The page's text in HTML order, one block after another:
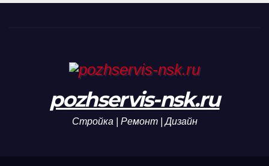
pozhservis-nsk.ru
Стройка | Ремонт | Дизайн